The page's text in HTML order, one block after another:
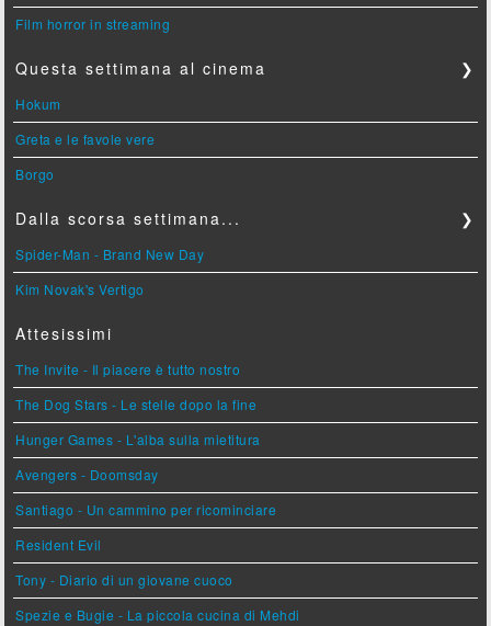
Film horror in streaming
Questa settimana al cinema ❯
Hokum
Greta e le favole vere
Borgo
Dalla scorsa settimana... ❯
Spider-Man - Brand New Day
Kim Novak's Vertigo
Attesissimi
The Invite - Il piacere è tutto nostro
The Dog Stars - Le stelle dopo la fine
Hunger Games - L'alba sulla mietitura
Avengers - Doomsday
Santiago - Un cammino per ricominciare
Resident Evil
Tony - Diario di un giovane cuoco
Spezie e Bugie - La piccola cucina di Mehdi